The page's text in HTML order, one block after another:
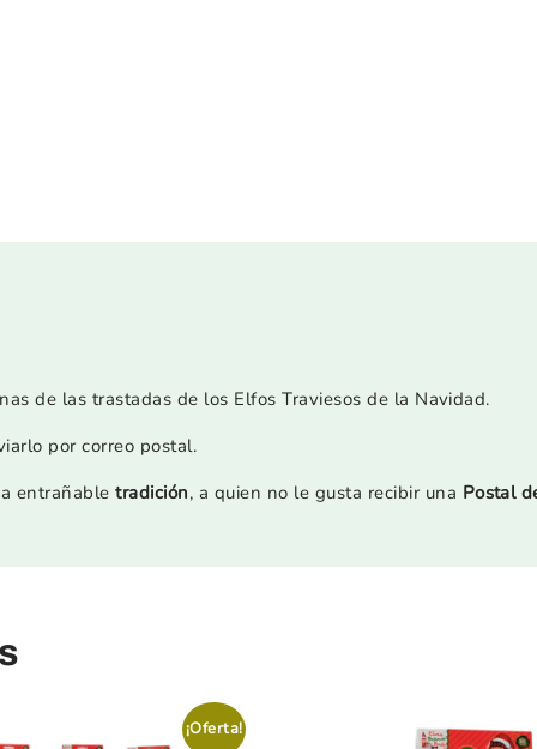
de las trastadas de los Elfos Traviesos de la Navidad.
por correo postal.
entrañabletradición, a quien no le gusta recibir una Postal
¡Oferta!